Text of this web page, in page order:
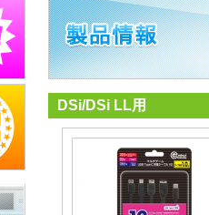
DSi/DSi LL用